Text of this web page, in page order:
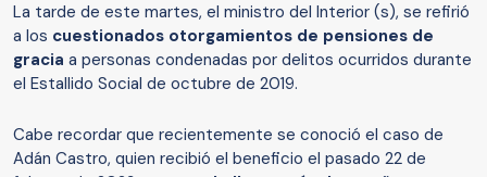
La tarde de este martes, el ministro del Interior (s), se refirió
a los cuestionados otorgamientos de pensiones de
gracia a personas condenadas por delitos ocurridos durante
el Estallido Social de octubre de 2019.
Cabe recordar que recientemente se conoció el caso de
Adán Castro, quien recibió el beneficio el pasado 22 de